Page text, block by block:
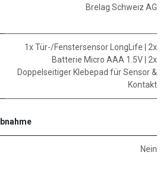
Brelag Schweiz AG
1x Tür-/Fenstersensor LongLife | 2x
Batterie Micro AAA 1.5V | 2x
Doppelseitiger Klebepad für Sensor &
Kontakt
Nein